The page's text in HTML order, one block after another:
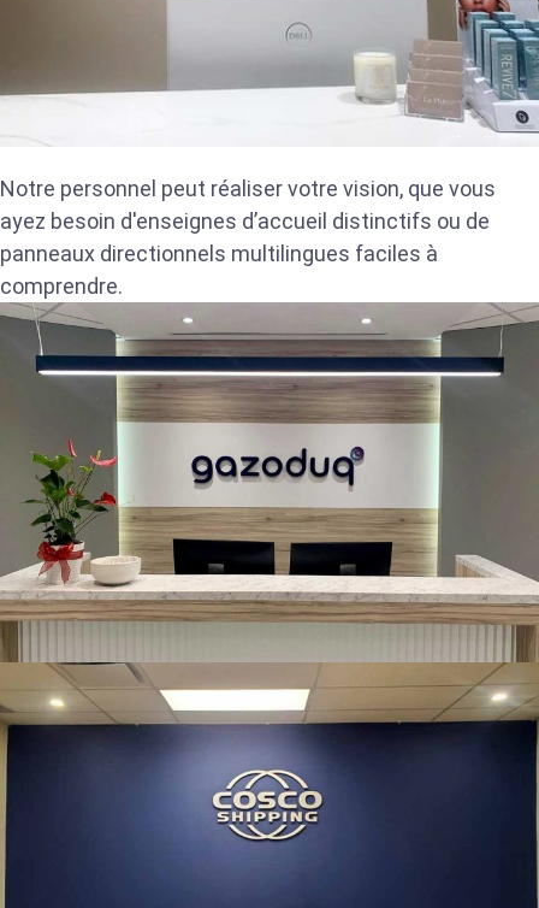
Notre personnel peut réaliser votre vision, que vous
ayez besoin d'enseignes d’accueil distinctifs ou de
panneaux directionnels multilingues faciles à
comprendre.